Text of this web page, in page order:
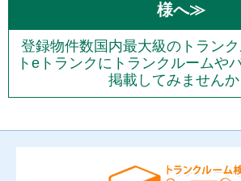
様へ≫
登録物件数国内最大級のトラン
トeトランクにトランクルームや
掲載してみませんか